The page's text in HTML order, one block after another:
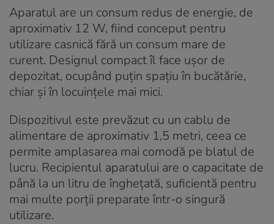
Aparatul are un consum redus de energie, de
aproximativ 12 W, fiind conceput pentru
utilizare casnică fără un consum mare de
curent. Designul compact îl face ușor de
depozitat, ocupând puțin spațiu în bucătărie,
chiar și în locuințele mai mici.
Dispozitivul este prevăzut cu un cablu de
alimentare de aproximativ 1,5 metri, ceea ce
permite amplasarea mai comodă pe blatul de
lucru. Recipientul aparatului are o capacitate de
până la un litru de înghețată, suficientă pentru
mai multe porții preparate într-o singură
utilizare.